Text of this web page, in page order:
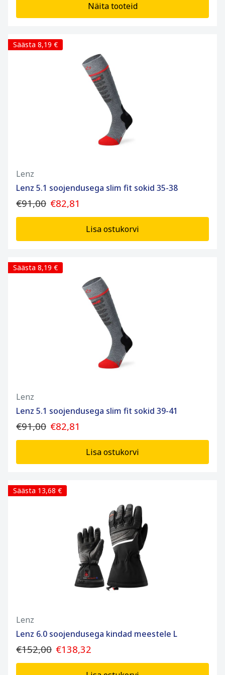
Näita tooteid
Säästa 8,19 €
Lenz
Lenz 5.1 soojendusega slim fit sokid 35-38
€91,00 €82,81
Lisa ostukorvi
Säästa 8,19 €
Lenz
Lenz 5.1 soojendusega slim fit sokid 39-41
€91,00 €82,81
Lisa ostukorvi
Säästa 13,68 €
Lenz
Lenz 6.0 soojendusega kindad meestele L
€152,00 €138,32